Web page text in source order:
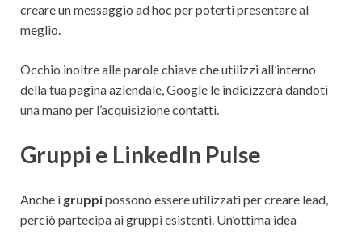
creare un messaggio ad hoc per poterti presentare al
meglio.
Occhio inoltre alle parole chiave che utilizzi all’interno
della tua pagina aziendale, Google le indicizzerà dandoti
una mano per l’acquisizione contatti.
Gruppi e LinkedIn Pulse
Anche i gruppipossono essere utilizzati per creare lead,
perciò partecipa ai gruppi esistenti. Un’ottima idea